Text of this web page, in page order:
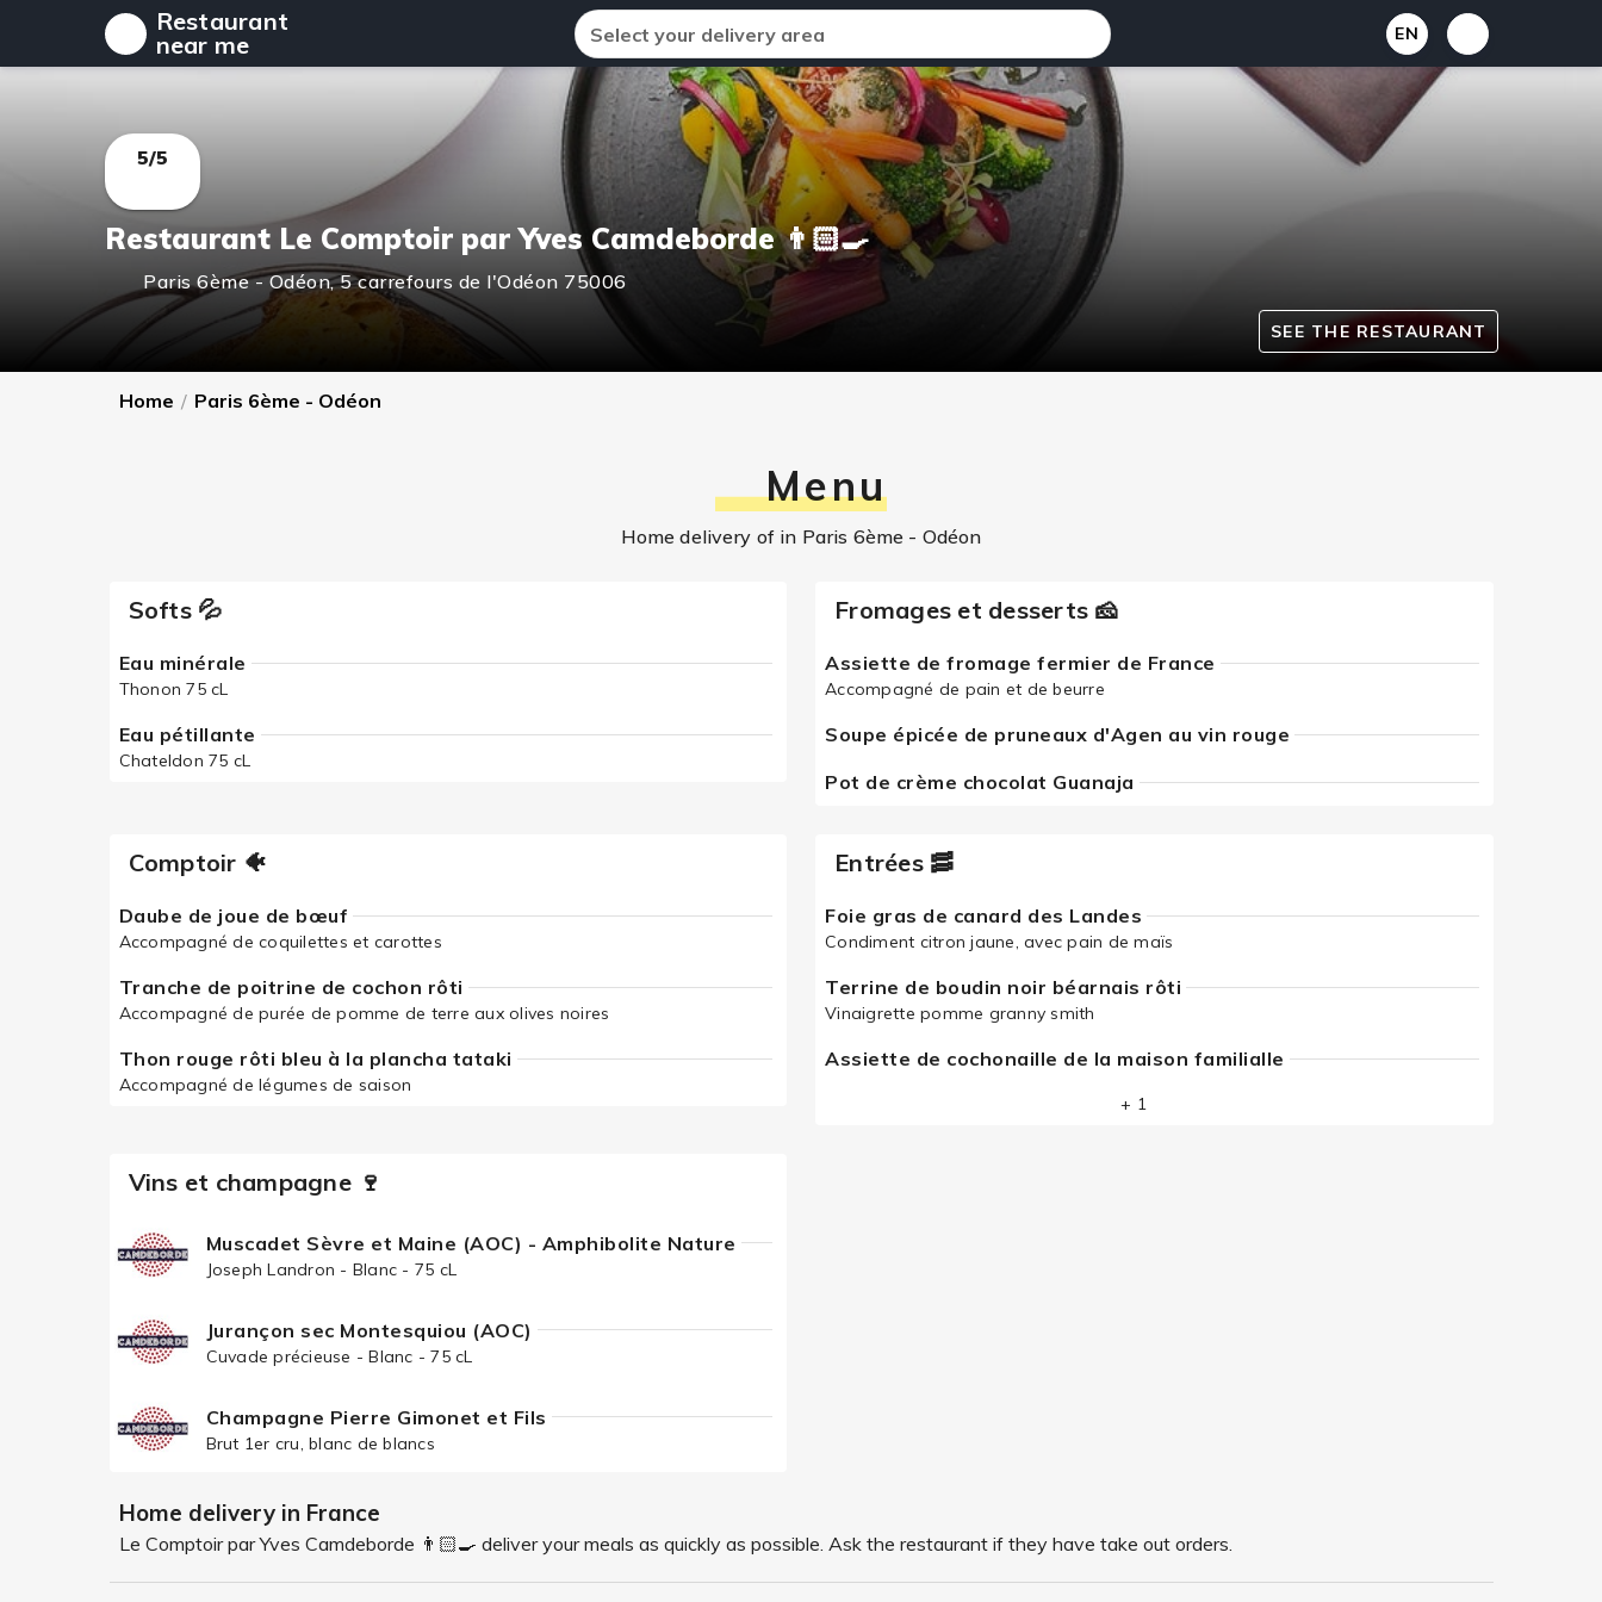
Restaurant
near me
Select your delivery area EN
5/5
Restaurant Le Comptoir par Yves Camdeborde 👨🏻‍🍳
Paris 6ème - Odéon,5 carrefours de l'Odéon 75006
SEE THE RESTAURANT
Home / Paris 6ème - Odéon
Menu
Home delivery of in Paris 6ème - Odéon
Softs 💦
Eau minérale
Thonon 75 cL
Eau pétillante
Chateldon 75 cL
Fromages et desserts 🧀
Assiette de fromage fermier de France
Accompagné de pain et de beurre
Soupe épicée de pruneaux d'Agen au vin rouge
Pot de crème chocolat Guanaja
Comptoir 🐠
Daube de joue de bœuf
Accompagné de coquilettes et carottes
Tranche de poitrine de cochon rôti
Accompagné de purée de pomme de terre aux olives noires
Thon rouge rôti bleu à la plancha tataki
Accompagné de légumes de saison
Entrées 🥓
Foie gras de canard des Landes
Condiment citron jaune, avec pain de maïs
Terrine de boudin noir béarnais rôti
Vinaigrette pomme granny smith
Assiette de cochonaille de la maison familialle
+ 1
Vins et champagne 🍷
Muscadet Sèvre et Maine (AOC) - Amphibolite Nature
Joseph Landron - Blanc - 75 cL
Jurançon sec Montesquiou (AOC)
Cuvade précieuse - Blanc - 75 cL
Champagne Pierre Gimonet et Fils
Brut 1er cru, blanc de blancs
Home delivery in France
Le Comptoir par Yves Camdeborde 👨🏻‍🍳 deliver your meals as quickly as possible. Ask the restaurant if they have take out orders.